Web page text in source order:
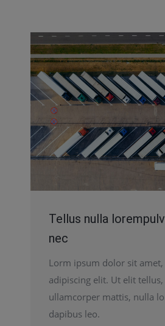
Tellus nulla
nec
Lorm ipsum dolor sit
adipiscing elit. Ut elit
ullamcorper mattis, nulla
dapibus leo.